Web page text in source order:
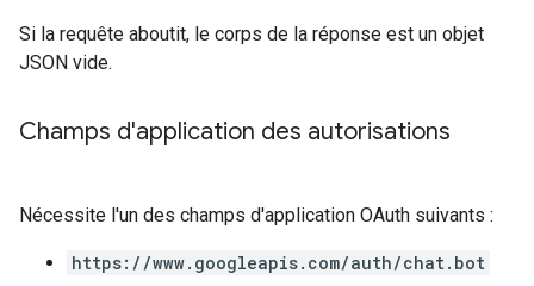
Si la requête aboutit, le corps de la réponse est un objet
JSON vide.
Champs d'application des autorisations
Nécessite l'un des champs d'application OAuth suivants :
https://www.googleapis.com/auth/chat.bot